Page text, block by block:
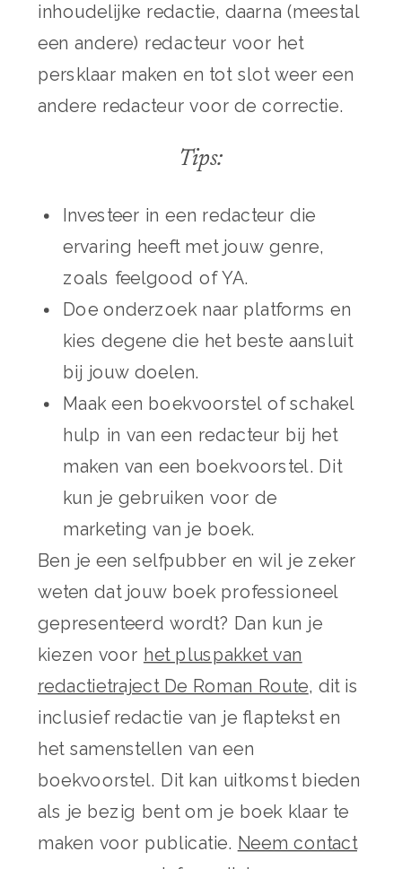
inhoudelijke redactie, daarna (meestal
een andere) redacteur voor het
persklaar maken en tot slot weer een
andere redacteur voor de correctie.
Tips:
Investeer in een redacteur die
ervaring heeft met jouw genre,
zoals feelgood of YA.
Doe onderzoek naar platforms en
kies degene die het beste aansluit
bij jouw doelen.
Maak een boekvoorstel of schakel
hulp in van een redacteur bij het
maken van een boekvoorstel. Dit
kun je gebruiken voor de
marketing van je boek.
Ben je een selfpubber en wil je zeker
weten dat jouw boek professioneel
gepresenteerd wordt? Dan kun je
kiezen voor het pluspakket van
redactietraject De Roman Route, dit is
inclusief redactie van je flaptekst en
het samenstellen van een
boekvoorstel. Dit kan uitkomst bieden
als je bezig bent om je boek klaar te
maken voor publicatie. Neem contact